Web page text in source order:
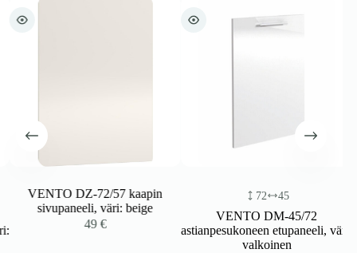
VENTO DZ-72/57 kaapin
sivupaneeli, väri: beige
49€
72 45
VENTO DM-45/72
astianpesukoneen etupaneeli, väri:
valkoinen